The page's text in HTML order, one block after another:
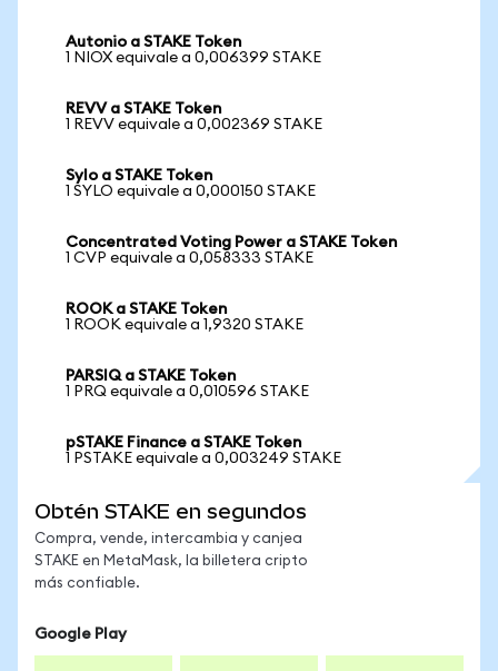
Autonio a STAKE Token
1 NIOX equivale a 0,006399 STAKE
REVV a STAKE Token
1 REVV equivale a 0,002369 STAKE
Sylo a STAKE Token
1 SYLO equivale a 0,000150 STAKE
Concentrated Voting Power a STAKE Token
1 CVP equivale a 0,058333 STAKE
ROOK a STAKE Token
1 ROOK equivale a 1,9320 STAKE
PARSIQ a STAKE Token
1 PRQ equivale a 0,010596 STAKE
pSTAKE Finance a STAKE Token
1 PSTAKE equivale a 0,003249 STAKE
Obtén STAKE en segundos
Compra, vende, intercambia y canjea
STAKE en MetaMask, la billetera cripto
más confiable.
Google Play